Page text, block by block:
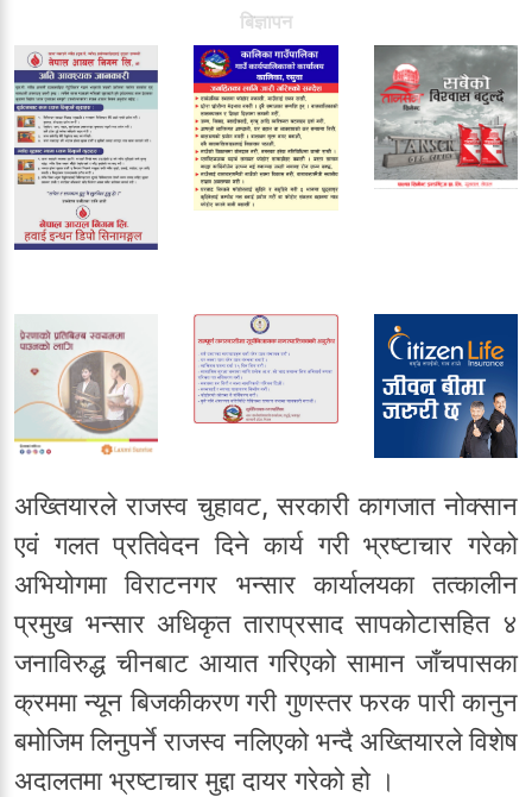
बिज्ञापन
अख्तियारले राजस्व चुहावट, सरकारी कागजात नोक्सान
एवं गलत प्रतिवेदन दिने कार्य गरी भ्रष्टाचार गरेको
अभियोगमा विराटनगर भन्सार कार्यालयका तत्कालीन
प्रमुख भन्सार अधिकृत ताराप्रसाद सापकोटासहित ४
जनाविरुद्ध चीनबाट आयात गरिएको सामान जाँचपासका
क्रममा न्यून बिजकीकरण गरी गुणस्तर फरक पारी कानुन
बमोजिम लिनुपर्ने राजस्व नलिएको भन्दै अख्तियारले विशेष
अदालतमा भ्रष्टाचार मुद्दा दायर गरेको हो ।